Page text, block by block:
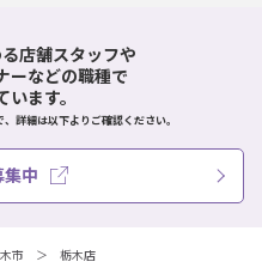
店舗スタッフや
ーなどの職種で
ます。
詳細は以下よりご確認ください。
中
市 栃木店